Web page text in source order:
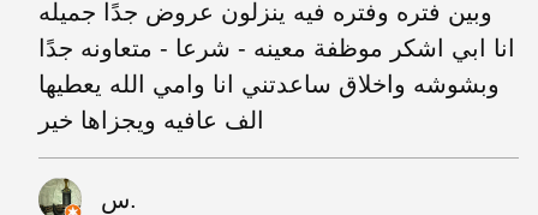
وبين فتره وفتره فيه ينزلون عروض جدًا جميله
انا ابي اشكر موظفة معينه - شرعا - متعاونه جدًا
وبشوشه واخلاق ساعدتني انا وامي الله يعطيها
الف عافيه ويجزاها خير
س.